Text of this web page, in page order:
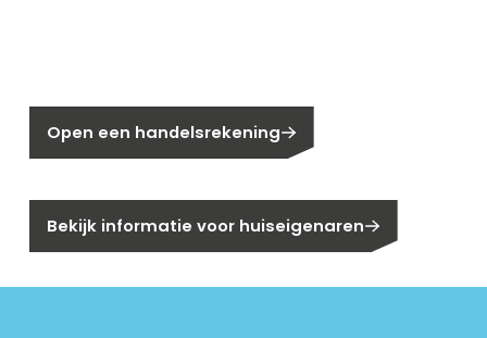
Open een handelsrekening
Bekijk informatie voor huiseigenaren